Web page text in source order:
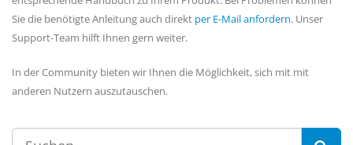
Sie die benötigte Anleitung auch direkt per E-Mail anfordern. Unser
Support-Team hilft Ihnen gern weiter.
In der Community bieten wir Ihnen die Möglichkeit, sich mit mit
anderen Nutzern auszutauschen.